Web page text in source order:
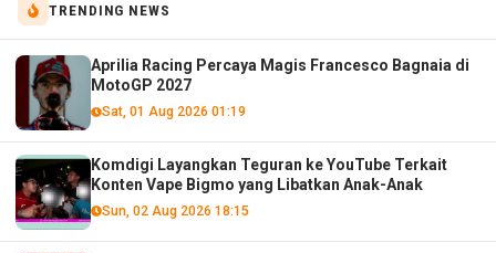
TRENDING NEWS
Aprilia Racing Percaya Magis Francesco Bagnaia di
MotoGP 2027
Sat, 01 Aug 2026 01:19
Komdigi Layangkan Teguran ke YouTube Terkait
Konten Vape Bigmo yang Libatkan Anak-Anak
Sun, 02 Aug 2026 18:15